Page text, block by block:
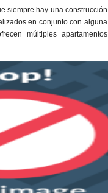
siempre hay una construcción
en conjunto con alguna
múltiples apartamentos